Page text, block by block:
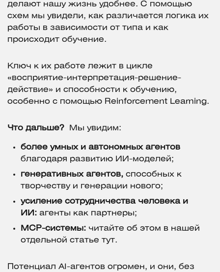
делают нашу жизнь удобнее. С помощью
схем мы увидели, как различается логика их
работы в зависимости от типа и как
происходит обучение.
Ключ к их работе лежит в цикле
«восприятие-интерпретация-решение-
действие» и способности к обучению,
особенно с помощью Reinforcement Learning.
Что дальше? Мы увидим:
более умных и автономных агентов
благодаря развитию ИИ-моделей;
генеративных агентов, способных к
творчеству и генерации нового;
усиление сотрудничества человека и
ИИ: агенты как партнеры;
MCP-системы: читайте об этом в нашей
отдельной статье тут.
Потенциал AI-агентов огромен, и они, без